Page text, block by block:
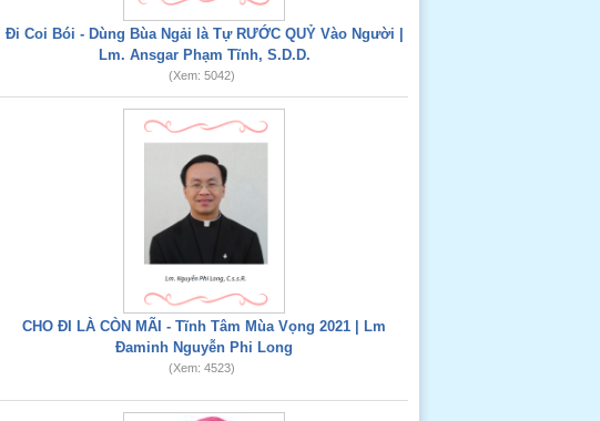
Đi Coi Bói - Dùng Bùa Ngải là Tự RƯỚC QUỶ Vào Người |
Lm. Ansgar Phạm Tĩnh, S.D.D.
(Xem: 5042)
CHO ĐI LÀ CÒN MÃI - Tĩnh Tâm Mùa Vọng 2021 | Lm
Đaminh Nguyễn Phi Long
(Xem: 4523)